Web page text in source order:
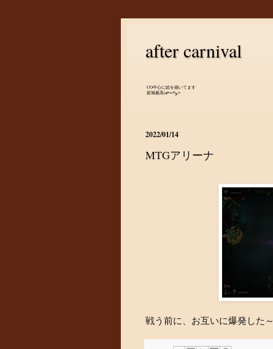
after carnival
UO中心に絵を描いてます
斑鳩最高(๑•̀ㅂ•́)و✧
2022/01/14
MTGアリーナ
戦う前に、お互いに爆発した